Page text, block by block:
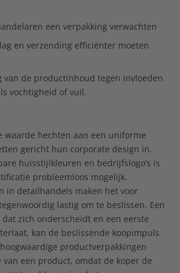
een verpakking verwachten
en verzending efficiënter moeten
van de productinhoud tegen invloeden
vochtigheid of vuil.
waarde hechten aan een uniforme
gericht hun corporate design in.
huisstijlkleuren en bedrijfslogo’s is
probleemloos mogelijk.
in detailhandels maken het voor
lastig om te beslissen. Een
zich onderscheidt en een eerste
kan de beslissende koopimpuls
productverpakkingen
van een product, omdat de koper de